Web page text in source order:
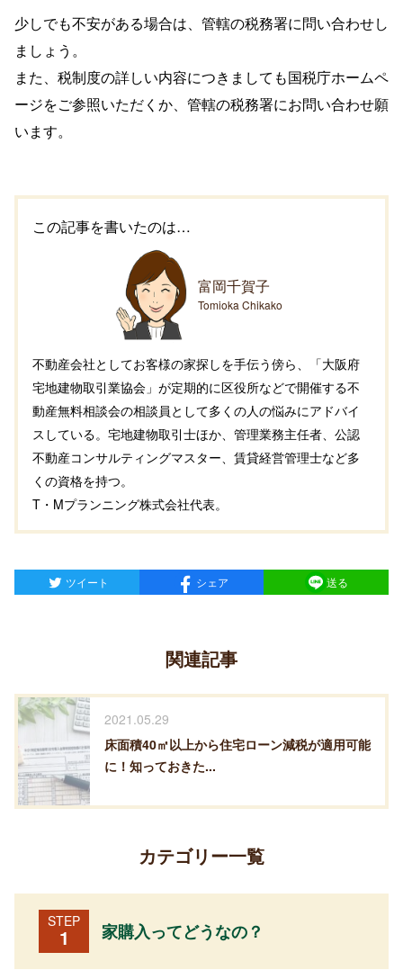
少しでも不安がある場合は、管轄の税務署に問い合わせし
ましょう。
また、税制度の詳しい内容につきましても国税庁ホームペ
ージをご参照いただくか、管轄の税務署にお問い合わせ願
います。
この記事を書いたのは…
富岡千賀子
Tomioka Chikako
不動産会社としてお客様の家探しを手伝う傍ら、「大阪府
宅地建物取引業協会」が定期的に区役所などで開催する不
動産無料相談会の相談員として多くの人の悩みにアドバイ
スしている。宅地建物取引士ほか、管理業務主任者、公認
不動産コンサルティングマスター、賃貸経営管理士など多
くの資格を持つ。
T・Mプランニング株式会社代表。
ツイート シェア 送る
関連記事
2021.05.29
床面積40㎡以上から住宅ローン減税が適用可能
に！知っておきた...
カテゴリー一覧
STEP
1 家購入ってどうなの？